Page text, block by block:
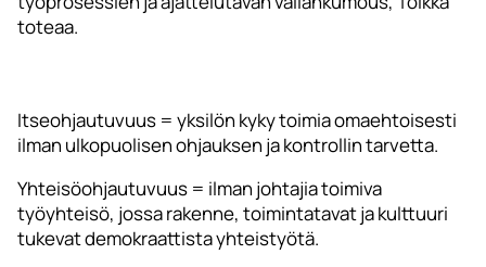
toteaa.
Itseohjautuvuus = yksilön kyky toimia omaehtoisesti
ilman ulkopuolisen ohjauksen ja kontrollin tarvetta.
Yhteisöohjautuvuus = ilman johtajia toimiva
työyhteisö, jossa rakenne, toimintatavat ja kulttuuri
tukevat demokraattista yhteistyötä.